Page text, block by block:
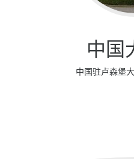
中国
中国驻卢森堡